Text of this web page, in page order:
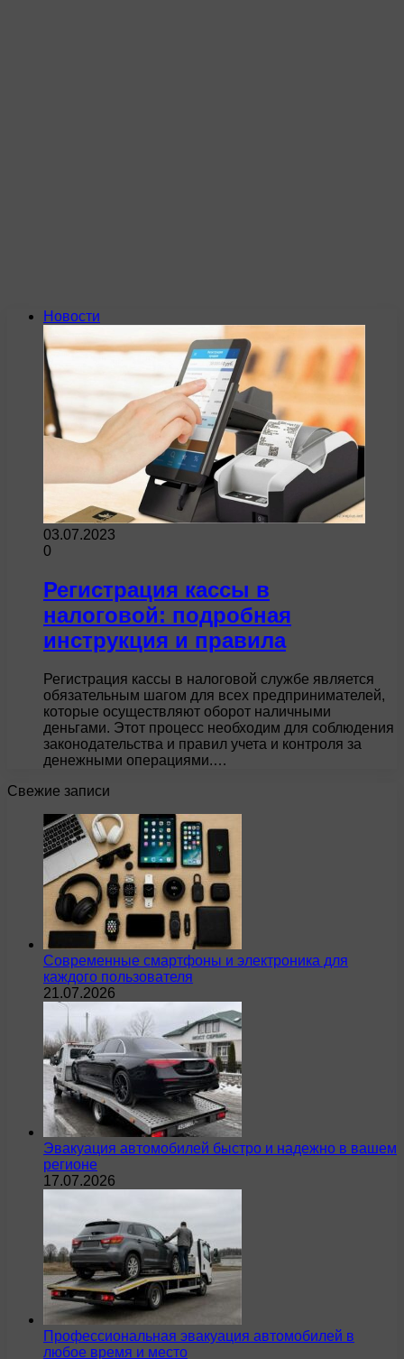
Новости
03.07.2023
0
Регистрация кассы в
налоговой: подробная
инструкция и правила
Регистрация кассы в налоговой службе является
обязательным шагом для всех предпринимателей,
которые осуществляют оборот наличными
деньгами. Этот процесс необходим для соблюдения
законодательства и правил учета и контроля за
денежными операциями.…
Свежие записи
Современные смартфоны и электроника для
каждого пользователя
21.07.2026
Эвакуация автомобилей быстро и надежно в вашем
регионе
17.07.2026
Профессиональная эвакуация автомобилей в
любое время и место